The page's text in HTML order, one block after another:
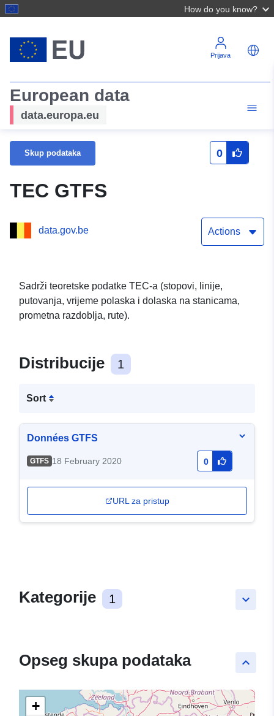
How do you know?
Prijava
European data
data.europa.eu
Skup podataka 0
TEC GTFS
data.gov.be Actions
Sadrži teoretske podatke TEC-a (stopovi, linije,
putovanja, vrijeme polaska i dolaska na stanicama,
prometna razdoblja, rute).
Distribucije 1
Sort
Données GTFS
GTFS 18 February 2020 0
URL za pristup
keyboard_arrow_down
Kategorije 1
keyboard_arrow_up
Opseg skupa podataka
+